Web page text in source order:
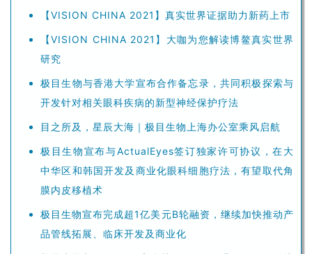
【VISION CHINA 2021】真实世界证据助力新药上市
【VISION CHINA 2021】大咖为您解读博鳌真实世界
研究
极目生物与香港大学宣布合作备忘录，共同积极探索与
开发针对相关眼科疾病的新型神经保护疗法
目之所及，星辰大海｜极目生物上海办公室乘风启航
极目生物宣布与ActualEyes签订独家许可协议，在大
中华区和韩国开发及商业化眼科细胞疗法，有望取代角
膜内皮移植术
极目生物宣布完成超1亿美元B轮融资，继续加快推动产
品管线拓展、临床开发及商业化